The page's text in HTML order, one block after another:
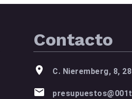
Contacto
C. Nieremberg, 8,